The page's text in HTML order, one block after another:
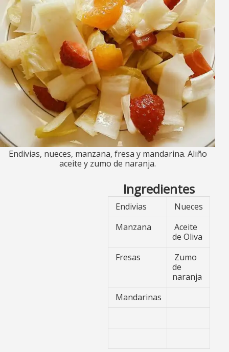
Endivias, nueces, manzana, fresa y mandarina. Aliño
aceite y zumo de naranja.
Ingredientes
Endivias
Nueces
Manzana
Aceite
de Oliva
Fresas
Zumo
de
naranja
Mandarinas